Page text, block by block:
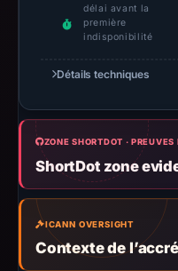
délai avant la
première
indisponibilité
Détails techniques
ZONE SHORTDOT · PREUVES
ShortDot zone
ICANN OVERSIGHT
Contexte de